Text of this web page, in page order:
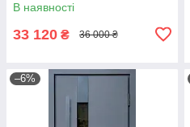
В наявності
33 120 ₴ 36 000 ₴
–6%